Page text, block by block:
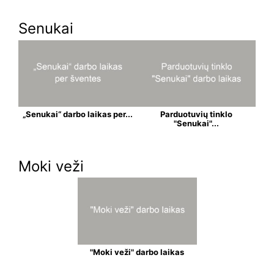
Senukai
„Senukai“ darbo laikas per...
Parduotuvių tinklo
"Senukai"...
Moki veži
"Moki veži" darbo laikas